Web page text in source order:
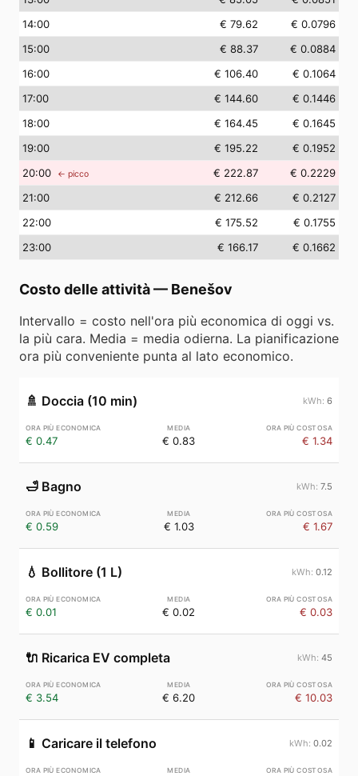
14:00 € 79.62
€ 0.0796
15:00 € 88.37
€ 0.0884
16:00 € 106.40
€ 0.1064
17:00 € 144.60
€ 0.1446
18:00 € 164.45
€ 0.1645
19:00 € 195.22
€ 0.1952
20:00 ← picco € 222.87
€ 0.2229
21:00 € 212.66
€ 0.2127
22:00 € 175.52
€ 0.1755
23:00 € 166.17 € 0.1662
Costo delle attività— Benešov
Intervallo = costo nell'ora più economica di oggi vs.
la più cara. Media = media odierna. La pianificazione
ora più conveniente punta al lato economico.
🚿 Doccia (10 min) 6
€ 0.47 € 0.83 € 1.34
🛁 Bagno 7.5
€ 0.59 € 1.03 € 1.67
💧 Bollitore (1 L) 0.12
€ 0.01 € 0.02 € 0.03
🔌 Ricarica EV completa 45
€ 3.54 € 6.20 € 10.03
📱 Caricare il telefono 0.02